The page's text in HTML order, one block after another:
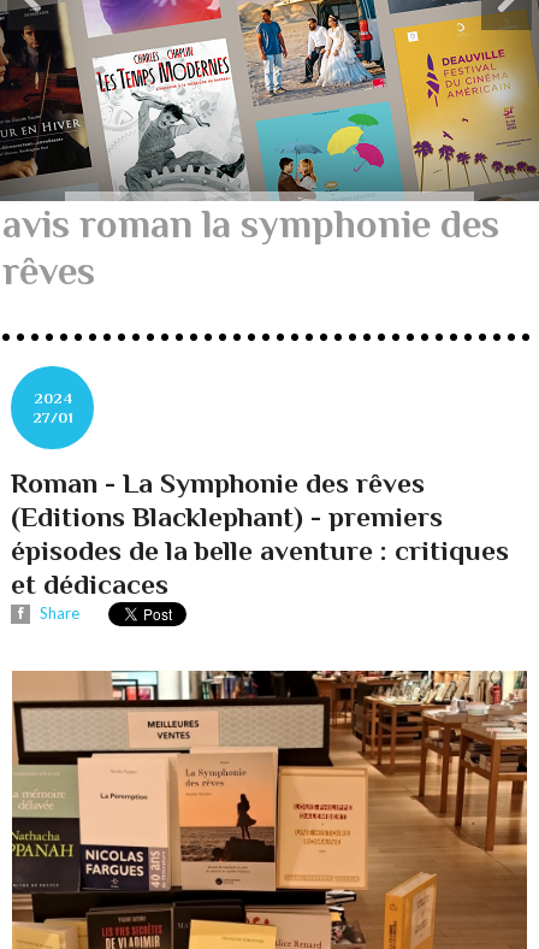
avis roman la symphonie des
rêves
2024
27/01
Roman - La Symphonie des rêves
(Editions Blacklephant) - premiers
épisodes de la belle aventure : critiques
et dédicaces
Share